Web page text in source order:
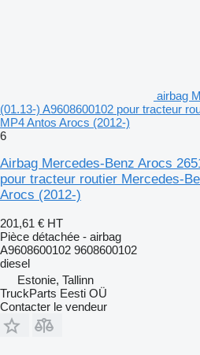
airbag
(01.13-) A9608600102 pour tracteur
MP4 Antos Arocs (2012-)
6
Airbag Mercedes-Benz Arocs
pour tracteur routier Mercedes-
Arocs (2012-)
201,61 € HT
Pièce détachée - airbag
A9608600102 9608600102
diesel
Estonie, Tallinn
TruckParts Eesti OÜ
Contacter le vendeur